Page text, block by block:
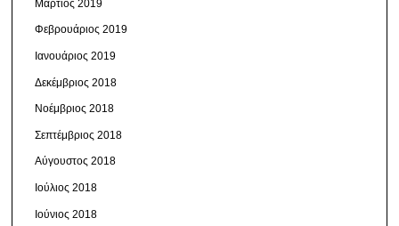
Μάρτιος 2019
Φεβρουάριος 2019
Ιανουάριος 2019
Δεκέμβριος 2018
Νοέμβριος 2018
Σεπτέμβριος 2018
Αύγουστος 2018
Ιούλιος 2018
Ιούνιος 2018